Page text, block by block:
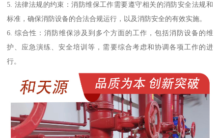
5. 法律法规的约束：消防维保工作需要遵守相关的消防安全法规和
标准，确保消防设备的合法合规运行，以及消防安全的有效实施。
6. 综合性：消防维保涉及到多个方面的工作，包括消防设备的维
护、应急演练、安全培训等，需要综合考虑和协调各项工作的进
行。